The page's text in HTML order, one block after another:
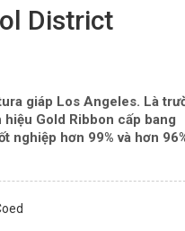
District
giáp Los Angeles. Là
Gold Ribbon cấp bang
nghiệp hơn 99% và hơn